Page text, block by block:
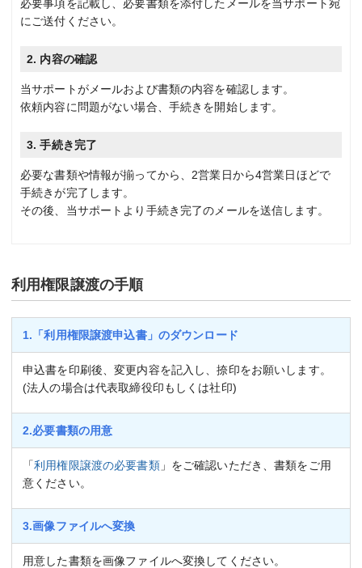
必要事項を記載し、必要書類を添付したメールを当サポート宛
にご送付ください。
2. 内容の確認
当サポートがメールおよび書類の内容を確認します。
依頼内容に問題がない場合、手続きを開始します。
3. 手続き完了
必要な書類や情報が揃ってから、2営業日から4営業日ほどで
手続きが完了します。
その後、当サポートより手続き完了のメールを送信します。
利用権限譲渡の手順
1.「利用権限譲渡申込書」のダウンロード
申込書を印刷後、変更内容を記入し、捺印をお願いします。
(法人の場合は代表取締役印もしくは社印)
2.必要書類の用意
「利用権限譲渡の必要書類」をご確認いただき、書類をご用
意ください。
3.画像ファイルへ変換
用意した書類を画像ファイルへ変換してください。